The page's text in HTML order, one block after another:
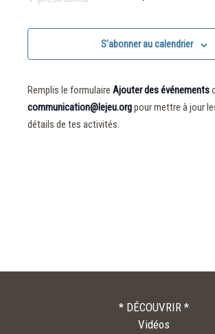
S’abonner au calendrier
Remplis le formulaire Ajouter des événements
communication@lejeu.orgpour mettre à jour
détails de tes activités.
* DÉCOUVRIR *
Vidéos